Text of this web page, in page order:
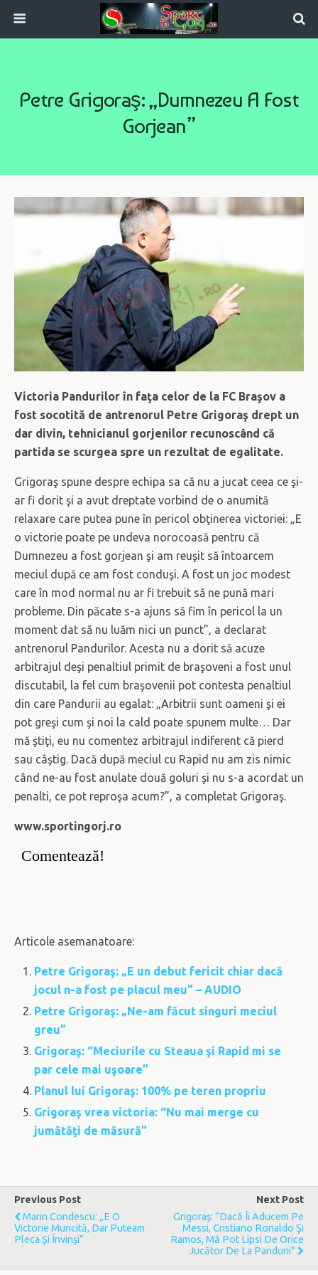
Petre Grigoraş: „Dumnezeu A Fost
Gorjean”
Victoria Pandurilor în faţa celor de la FC Braşov a
fost socotită de antrenorul Petre Grigoraş drept un
dar divin, tehnicianul gorjenilor recunoscând că
partida se scurgea spre un rezultat de egalitate.
Grigoraş spune despre echipa sa că nu a jucat ceea ce şi-
ar fi dorit şi a avut dreptate vorbind de o anumită
relaxare care putea pune în pericol obţinerea victoriei: „E
o victorie poate pe undeva norocoasă pentru că
Dumnezeu a fost gorjean şi am reuşit să întoarcem
meciul după ce am fost conduşi. A fost un joc modest
care în mod normal nu ar fi trebuit să ne pună mari
probleme. Din păcate s-a ajuns să fim în pericol la un
moment dat să nu luăm nici un punct”, a declarat
antrenorul Pandurilor. Acesta nu a dorit să acuze
arbitrajul deşi penaltiul primit de braşoveni a fost unul
discutabil, la fel cum braşovenii pot contesta penaltiul
din care Pandurii au egalat: „Arbitrii sunt oameni şi ei
pot greşi cum şi noi la cald poate spunem multe… Dar
mă ştiţi, eu nu comentez arbitrajul indiferent că pierd
sau câştig. Dacă după meciul cu Rapid nu am zis nimic
când ne-au fost anulate două goluri şi nu s-a acordat un
penalti, ce pot reproşa acum?”, a completat Grigoraş.
www.sportingorj.ro
Comentează!
Articole asemanatoare:
Petre Grigoraş: „E un debut fericit chiar dacă
jocul n-a fost pe placul meu” – AUDIO
Petre Grigoraş: „Ne-am făcut singuri meciul
greu”
Grigoraş: “Meciurile cu Steaua şi Rapid mi se
par cele mai uşoare”
Planul lui Grigoraş: 100% pe teren propriu
Grigoraş vrea victoria: “Nu mai merge cu
jumătăţi de măsură”
Previous Post
Marin Condescu: „E O
Victorie Muncită, Dar Puteam
Pleca Şi Învinşi”
Next Post
Grigoraş: “Dacă Îi Aducem Pe
Messi, Cristiano Ronaldo Şi
Ramos, Mă Pot Lipsi De Orice
Jucător De La Pandurii”